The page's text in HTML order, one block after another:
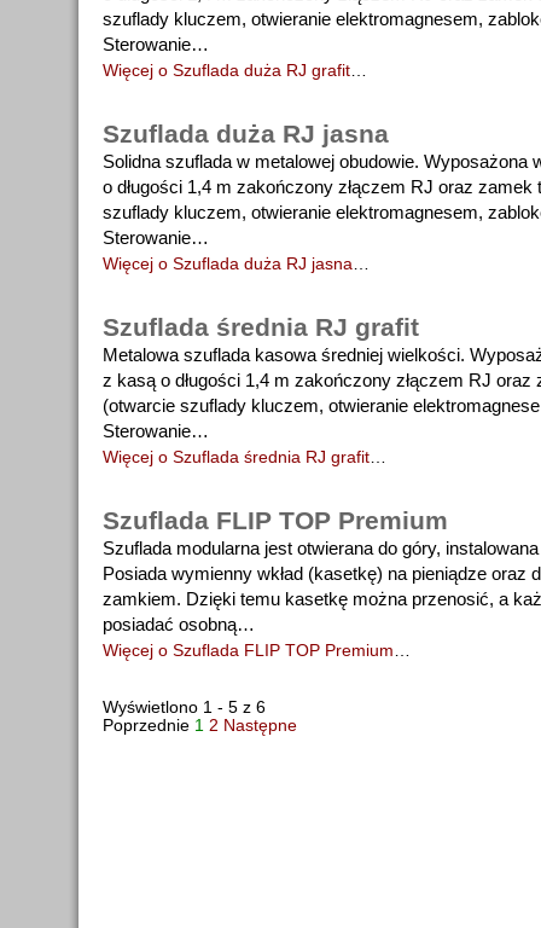
szuflady kluczem, otwieranie elektromagnesem,
Sterowanie…
Więcej o Szuflada duża RJ grafit…
Szuflada duża RJ jasna
Solidna szuflada w metalowej obudowie. Wyposażona
o długości 1,4 m zakończony złączem RJ oraz
szuflady kluczem, otwieranie elektromagnesem,
Sterowanie…
Więcej o Szuflada duża RJ jasna…
Szuflada średnia RJ grafit
Metalowa szuflada kasowa średniej wielkości.
z kasą o długości 1,4 m zakończony złączem RJ
(otwarcie szuflady kluczem, otwieranie
Sterowanie…
Więcej o Szuflada średnia RJ grafit…
Szuflada FLIP TOP Premium
Szuflada modularna jest otwierana do góry,
Posiada wymienny wkład (kasetkę) na pieniądze oraz
zamkiem. Dzięki temu kasetkę można przenosić, a
posiadać osobną…
Więcej o Szuflada FLIP TOP Premium…
Wyświetlono 1 - 5 z 6
Poprzednie 1 2 Następne